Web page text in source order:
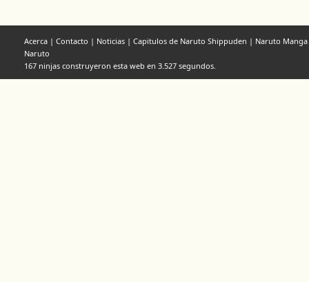
Acerca | Contacto | Noticias | Capitulos de Naruto Shippuden | Naruto Manga
Naruto
167 ninjas construyeron esta web en 3.527 segundos.